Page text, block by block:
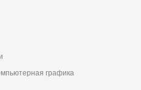
графика